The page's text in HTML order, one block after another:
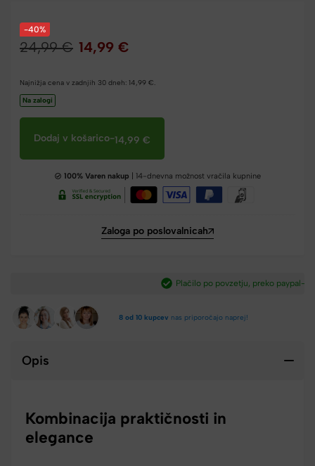
-40%
24,99€ 14,99 €
Najnižja cena v zadnjih 30 dneh: 14,99 €
Na zalogi
Dodaj v košarico-14,99 €
100% Varen nakup | 14-dnevna možnost vračila kupnine
Zaloga po poslovalnicah
Plačilo po povzetju, preko paypal-a in kartic.​
8 od 10 kupcev nas priporočajo naprej!
Opis
Kombinacija praktičnosti in
elegance